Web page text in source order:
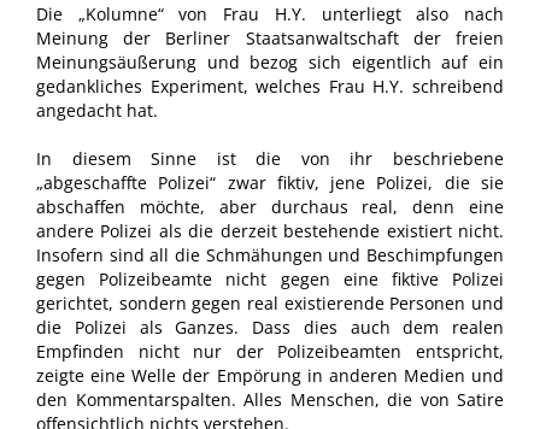
Die „Kolumne“ von Frau H.Y. unterliegt also nach
Meinung der Berliner Staatsanwaltschaft der freien
Meinungsäußerung und bezog sich eigentlich auf ein
gedankliches Experiment, welches Frau H.Y. schreibend
angedacht hat.
In diesem Sinne ist die von ihr beschriebene
„abgeschaffte Polizei“ zwar fiktiv, jene Polizei, die sie
abschaffen möchte, aber durchaus real, denn eine
andere Polizei als die derzeit bestehende existiert nicht.
Insofern sind all die Schmähungen und Beschimpfungen
gegen Polizeibeamte nicht gegen eine fiktive Polizei
gerichtet, sondern gegen real existierende Personen und
die Polizei als Ganzes. Dass dies auch dem realen
Empfinden nicht nur der Polizeibeamten entspricht,
zeigte eine Welle der Empörung in anderen Medien und
den Kommentarspalten. Alles Menschen, die von Satire
offensichtlich nichts verstehen.